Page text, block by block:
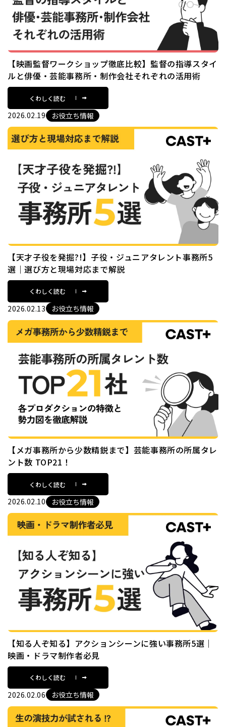
【映画監督ワークショップ徹底比較】監督の指導スタイ
ルと俳優・芸能事務所・制作会社それぞれの活用術
くわしく読む
2026.02.19 お役立ち情報
【天才子役を発掘?!】子役・ジュニアタレント事務所5
選｜選び方と現場対応まで解説
くわしく読む
2026.02.13 お役立ち情報
【メガ事務所から少数精鋭まで】芸能事務所の所属タレ
ント数 TOP21！
くわしく読む
2026.02.10 お役立ち情報
【知る人ぞ知る】アクションシーンに強い事務所5選｜
映画・ドラマ制作者必見
くわしく読む
2026.02.06 お役立ち情報